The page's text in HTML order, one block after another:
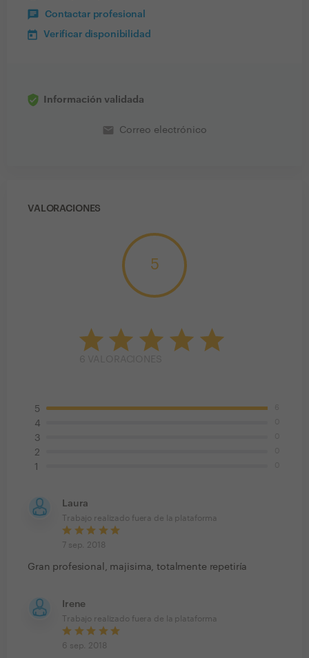
Contactar profesional
Verificar disponibilidad
Información validada
email Correo electrónico
VALORACIONES
5
5
4
3
2
1
Laura
Trabajo realizado fuera de la plataforma
7 sep. 2018
Gran profesional, majisima, totalmente repetiría
Irene
Trabajo realizado fuera de la plataforma
6 sep. 2018